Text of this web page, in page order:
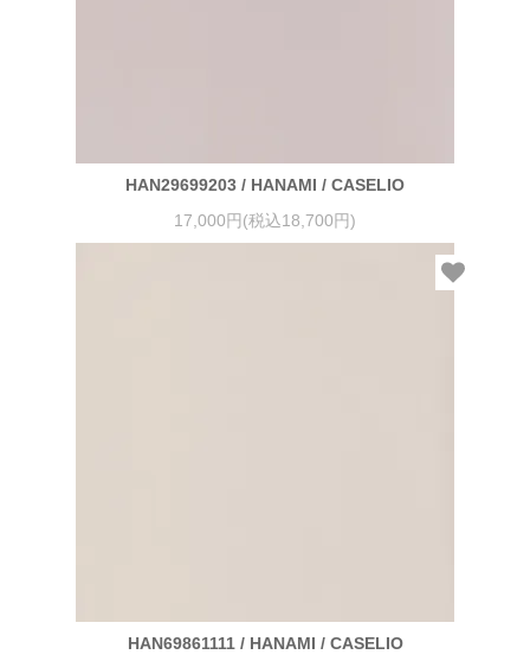
HAN29699203 / HANAMI / CASELIO
17,000円(税込18,700円)
HAN69861111 / HANAMI / CASELIO